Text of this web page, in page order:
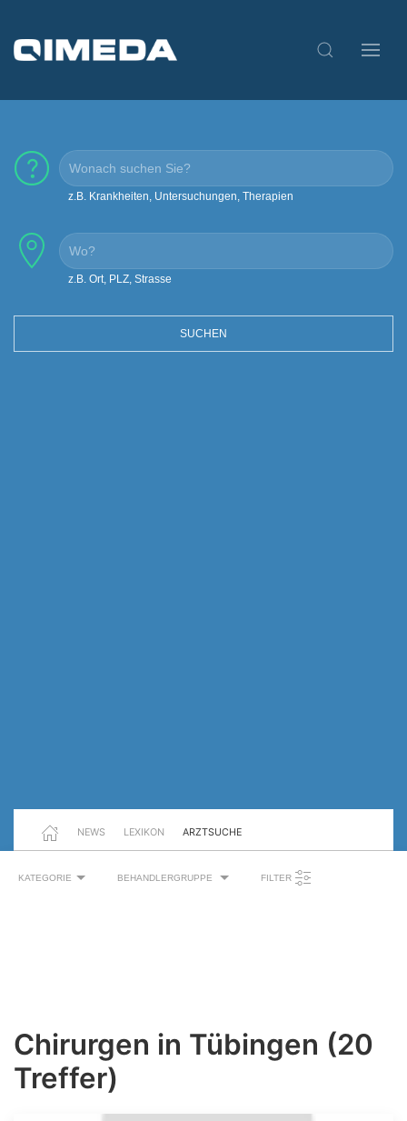
z.B. Krankheiten, Untersuchungen, Therapien
z.B. Ort, PLZ, Strasse
SUCHEN
NEWS LEXIKON ARZTSUCHE
KATEGORIE BEHANDLERGRUPPE FILTER
Chirurgen in Tübingen (20
Treffer)